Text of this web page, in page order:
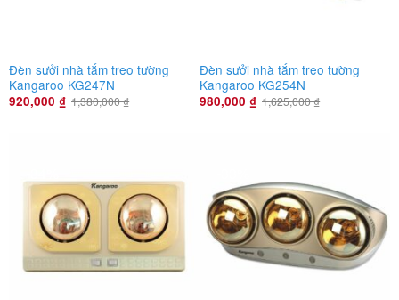
Đèn sưởi nhà tắm treo tường
Kangaroo KG247N
920,000 ₫ 1,380,000₫
Đèn sưởi nhà tắm treo tường
Kangaroo KG254N
980,000 ₫ 1,625,000₫